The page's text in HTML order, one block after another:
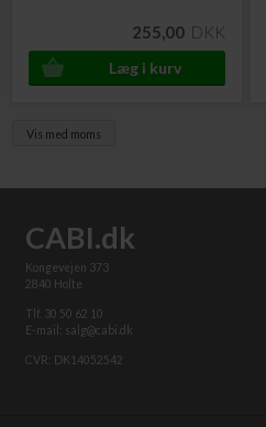
255,00 DKK
Vis med moms
CABI.dk
Kongevejen 373
2840 Holte
Tlf. 30 50 62 10
E-mail: salg@cabi.dk
CVR: DK14052542